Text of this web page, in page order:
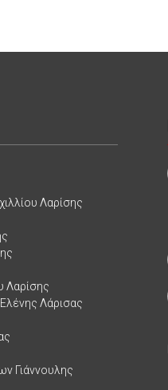
Λαρίσης
Λαρίσης
Λάρισας
Γιάννουλης